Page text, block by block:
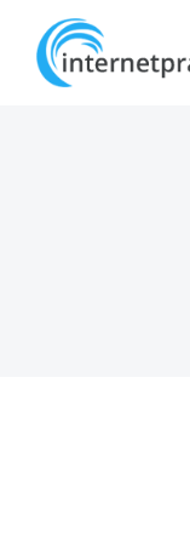
content